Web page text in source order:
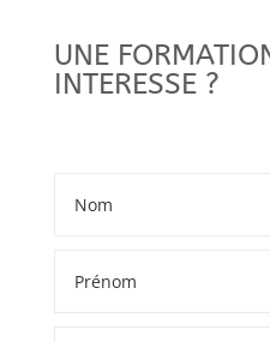
UNE
INTERESSE ?